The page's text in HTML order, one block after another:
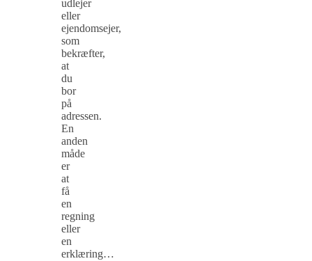
udlejer
eller
ejendomsejer,
som
bekræfter,
at
du
bor
på
adressen.
En
anden
måde
er
at
få
en
regning
eller
en
erklæring…